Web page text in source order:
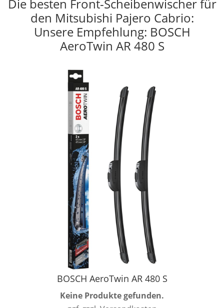
Die besten Front-Scheibenwischer für
den Mitsubishi Pajero Cabrio:
Unsere Empfehlung: BOSCH
AeroTwin AR 480 S
BOSCH AeroTwin AR 480 S
Keine Produkte gefunden.